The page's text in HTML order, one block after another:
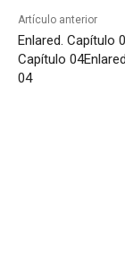
Artículo anterior
Enlared. Capítulo
Capítulo 04
04